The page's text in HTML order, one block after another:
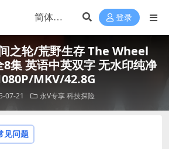
登录
之轮/荒野生存 The Wheel
集 英语中英双字 无水印纯净
MKV/42.8G
07-21 永V专享 科技探险
见问题